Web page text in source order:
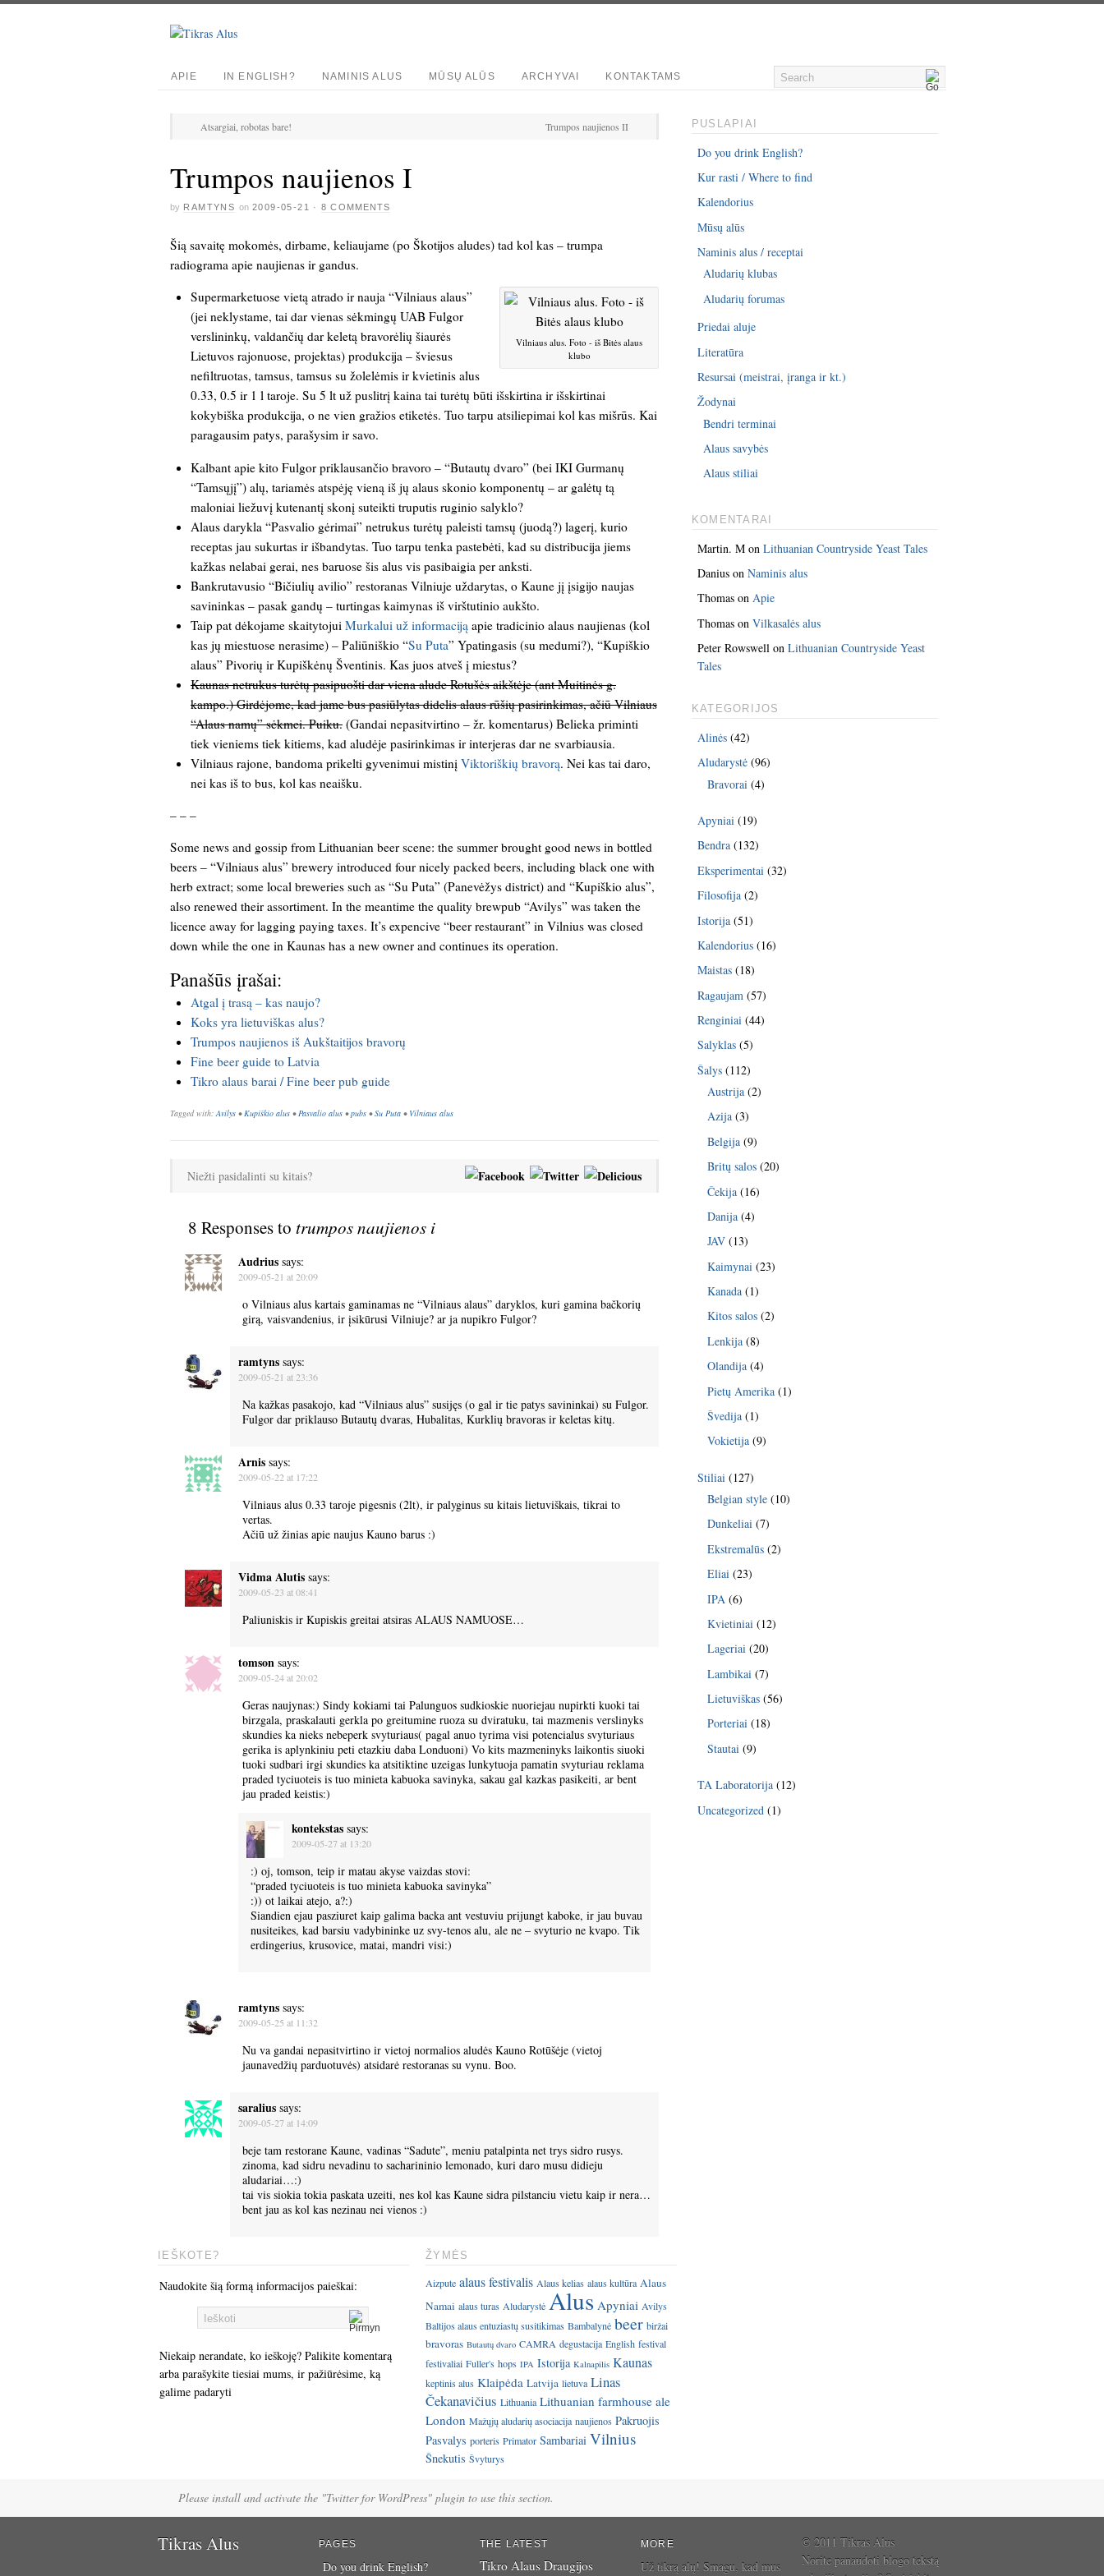
APIE IN ENGLISH? NAMINIS ALUS MŪSŲ ALŪS ARCHYVAI KONTAKTAMS
Atsargiai, robotas bare! Trumpos naujienos II
Trumpos naujienos I
by RAMTYNS on 2009-05-21 ·8 COMMENTS
Šią savaitę mokomės, dirbame, keliaujame (po Škotijos aludes) tad kol kas – trumpa
radiograma apie naujienas ir gandus.
Vilniaus alus. Foto - iš Bitės alaus
klubo
Supermarketuose vietą atrado ir nauja “Vilniaus alaus”
(jei neklystame, tai dar vienas sėkmingų UAB Fulgor
verslininkų, valdančių dar keletą bravorėlių šiaurės
Lietuvos rajonuose, projektas) produkcija – šviesus
nefiltruotas, tamsus, tamsus su žolelėmis ir kvietinis alus
0.33, 0.5 ir 1 l taroje. Su 5 lt už puslitrį kaina tai turėtų būti išskirtina ir išskirtinai
kokybiška produkcija, o ne vien gražios etiketės. Tuo tarpu atsiliepimai kol kas mišrūs. Kai
paragausim patys, parašysim ir savo.
Kalbant apie kito Fulgor priklausančio bravoro – “Butautų dvaro” (bei IKI Gurmanų
“Tamsųjį”) alų, tariamės atspėję vieną iš jų alaus skonio komponentų – ar galėtų tą
maloniai liežuvį kutenantį skonį suteikti truputis ruginio salyklo?
Alaus darykla “Pasvalio gėrimai” netrukus turėtų paleisti tamsų (juodą?) lagerį, kurio
receptas jau sukurtas ir išbandytas. Tuo tarpu tenka pastebėti, kad su distribucija jiems
kažkas nelabai gerai, nes baruose šis alus vis pasibaigia per anksti.
Bankrutavusio “Bičiulių avilio” restoranas Vilniuje uždarytas, o Kaune jį įsigijo naujas
savininkas – pasak gandų – turtingas kaimynas iš virštutinio aukšto.
Taip pat dėkojame skaitytojui Murkalui už informaciją apie tradicinio alaus naujienas (kol
kas jų miestuose nerasime) – Paliūniškio “Su Puta” Ypatingasis (su medumi?), “Kupiškio
alaus” Pivorių ir Kupiškėnų Šventinis. Kas juos atveš į miestus?
Kaunas netrukus turėtų pasipuošti dar viena alude Rotušės aikštėje (ant Muitinės g.
kampo.) Girdėjome, kad jame bus pasiūlytas didelis alaus rūšių pasirinkimas, ačiū Vilniaus
“Alaus namų” sėkmei. Puiku. (Gandai nepasitvirtino – žr. komentarus) Belieka priminti
tiek vieniems tiek kitiems, kad aludėje pasirinkimas ir interjeras dar ne svarbiausia.
Vilniaus rajone, bandoma prikelti gyvenimui mistinį Viktoriškių bravorą. Nei kas tai daro,
nei kas iš to bus, kol kas neaišku.
– – –
Some news and gossip from Lithuanian beer scene: the summer brought good news in bottled
beers – “Vilniaus alus” brewery introduced four nicely packed beers, including black one with
herb extract; some local breweries such as “Su Puta” (Panevėžys district) and “Kupiškio alus”,
also renewed their assortiment. In the meantime the quality brewpub “Avilys” was taken the
licence away for lagging paying taxes. It’s expencive “beer restaurant” in Vilnius was closed
down while the one in Kaunas has a new owner and continues its operation.
Panašūs įrašai:
Atgal į trasą – kas naujo?
Koks yra lietuviškas alus?
Trumpos naujienos iš Aukštaitijos bravorų
Fine beer guide to Latvia
Tikro alaus barai / Fine beer pub guide
Tagged with: Avilys • Kupiškio alus • Pasvalio alus •pubs •Su Puta • Vilniaus alus
Niežti pasidalinti su kitais?
8 Responses to trumpos naujienos i
Audrius says:
2009-05-21 at 20:09
o Vilniaus alus kartais gaminamas ne “Vilniaus alaus” daryklos, kuri gamina bačkorių
girą, vaisvandenius, ir įsikūrusi Vilniuje? ar ja nupikro Fulgor?
ramtyns says:
2009-05-21 at 23:36
Na kažkas pasakojo, kad “Vilniaus alus” susijęs (o gal ir tie patys savininkai) su Fulgor.
Fulgor dar priklauso Butautų dvaras, Hubalitas, Kurklių bravoras ir keletas kitų.
Arnis says:
2009-05-22 at 17:22
Vilniaus alus 0.33 taroje pigesnis (2lt), ir palyginus su kitais lietuviškais, tikrai to
vertas.
Ačiū už žinias apie naujus Kauno barus :)
Vidma Alutis says:
2009-05-23 at 08:41
Paliuniskis ir Kupiskis greitai atsiras ALAUS NAMUOSE…
tomson says:
2009-05-24 at 20:02
Geras naujynas:) Sindy kokiami tai Palunguos sudkioskie nuoriejau nupirkti kuoki tai
birzgala, praskalauti gerkla po greitumine ruoza su dviratuku, tai mazmenis verslinyks
skundies ka nieks nebeperk svyturiaus( pagal anuo tyrima visi potencialus svyturiaus
gerika is aplynkiniu peti etazkiu daba Londuoni) Vo kits mazmeninyks laikontis siuoki
tuoki sudbari irgi skundies ka atsitiktine uzeigas lunkytuoja pamatin svyturiau reklama
praded tyciuoteis is tuo minieta kabuoka savinyka, sakau gal kazkas pasikeiti, ar bent
jau praded keistis:)
kontekstas says:
2009-05-27 at 13:20
:) oj, tomson, teip ir matau akyse vaizdas stovi:
“praded tyciuoteis is tuo minieta kabuoka savinyka”
:)) ot laikai atejo, a?:)
Siandien ejau pasziuret kaip galima backa ant vestuviu prijungt kaboke, ir jau buvau
nusiteikes, kad barsiu vadybininke uz svy-tenos alu, ale ne – svyturio ne kvapo. Tik
erdingerius, krusovice, matai, mandri visi:)
ramtyns says:
2009-05-25 at 11:32
Nu va gandai nepasitvirtino ir vietoj normalios aludės Kauno Rotūšėje (vietoj
jaunavedžių parduotuvės) atsidarė restoranas su vynu. Boo.
saralius says:
2009-05-27 at 14:09
beje tam restorane Kaune, vadinas “Sadute”, meniu patalpinta net trys sidro rusys.
zinoma, kad sidru nevadinu to sacharininio lemonado, kuri daro musu didieju
aludariai…:)
tai vis siokia tokia paskata uzeiti, nes kol kas Kaune sidra pilstanciu vietu kaip ir nera…
bent jau as kol kas nezinau nei vienos :)
PUSLAPIAI
Do you drink English?
Kur rasti / Where to find
Kalendorius
Mūsų alūs
Naminis alus / receptai
Aludarių klubas
Aludarių forumas
Priedai aluje
Literatūra
Resursai (meistrai, įranga ir kt.)
Žodynai
Bendri terminai
Alaus savybės
Alaus stiliai
KOMENTARAI
Martin. M onLithuanian Countryside Yeast Tales
Danius onNaminis alus
Thomas onApie
Thomas onVilkasalės alus
Peter Rowswell onLithuanian Countryside Yeast
Tales
KATEGORIJOS
Alinės (42)
Aludarystė (96)
Bravorai (4)
Apyniai (19)
Bendra (132)
Eksperimentai (32)
Filosofija (2)
Istorija (51)
Kalendorius (16)
Maistas (18)
Ragaujam (57)
Renginiai (44)
Salyklas (5)
Šalys (112)
Austrija (2)
Azija (3)
Belgija (9)
Britų salos (20)
Čekija (16)
Danija (4)
JAV (13)
Kaimynai (23)
Kanada (1)
Kitos salos (2)
Lenkija (8)
Olandija (4)
Pietų Amerika (1)
Švedija (1)
Vokietija (9)
Stiliai (127)
Belgian style (10)
Dunkeliai (7)
Ekstremalūs (2)
Eliai (23)
IPA (6)
Kvietiniai (12)
Lageriai (20)
Lambikai (7)
Lietuviškas (56)
Porteriai (18)
Stautai (9)
TA Laboratorija (12)
Uncategorized (1)
IEŠKOTE?
Naudokite šią formą informacijos paieškai:
Niekaip nerandate, ko ieškoję? Palikite komentarą
arba parašykite tiesiai mums, ir pažiūrėsime, ką
galime padaryti
ŽYMĖS
Aizpute alaus festivalis Alaus kelias alaus kultūra Alaus
Namai alaus turas Aludarystė Alus Apyniai Avilys
Baltijos alaus entuziastų susitikimas Bambalynė beer biržai
bravoras Butautų dvaro CAMRA degustacija English festival
festivaliai Fuller's hops IPA Istorija Kalnapilis Kaunas
keptinis alus Klaipėda Latvija lietuva Linas
Čekanavičius Lithuania Lithuanian farmhouse ale
London Mažųjų aludarių asociacija naujienos Pakruojis
Pasvalys porteris Primator Sambariai Vilnius
Šnekutis Švyturys
Please install and activate the "Twitter for WordPress" plugin to use this section.
Tikras Alus PAGES
Do you drink English?
THE LATEST
Tikro Alaus Draugijos
MORE
Už tikrą alų! Smagu, kad mus
© 2011 Tikras Alus
Norite panaudoti blogo tekstą